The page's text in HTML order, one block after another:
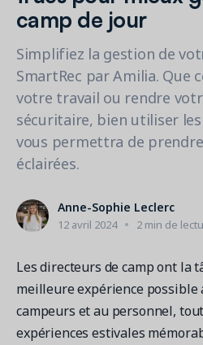
Outils de suivi et d’analyse
FONCTIONNALITÉS
Inscription en ligne
Gestion multi-sites
Paiements
Loisirs municipaux
Natation
Centres sportifs
YMCA
Voir toutes les industries
Découvrez nos clients
Tendances et nouveautés
Ressources et
Guides numériques et
Amilia University
Une plateforme
RESSOURCES
Centre d'aide
Mises à jour
Centre d'aide
1 877-343-0004
Connexion
Demandez
camp de jour
Simplifiez la gestion de
SmartRec par Amilia. Que
votre travail ou rendre
sécuritaire, bien utiliser
vous permettra de
éclairées.
Anne-Sophie Leclerc
12 avril 2024 2 min de
Les directeurs de camp ont la
meilleure expérience possible
campeurs et au personnel,
expériences estivales